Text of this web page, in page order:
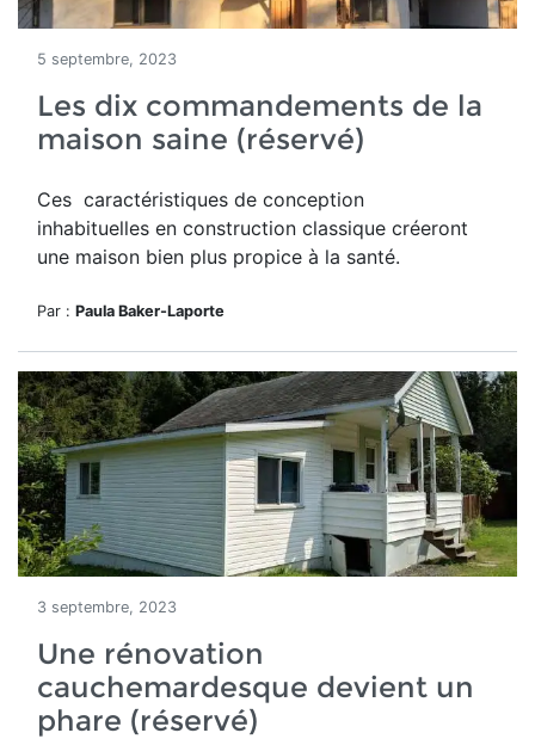
5 septembre, 2023
Les dix commandements de la
maison saine (réservé)
Ces caractéristiques de conception
inhabituelles en construction classique créeront
une maison bien plus propice à la santé.
Par : Paula Baker-Laporte
3 septembre, 2023
Une rénovation
cauchemardesque devient un
phare (réservé)